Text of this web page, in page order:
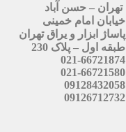
تهران – حسن آباد
خیابان امام خمینی
پاساژ ابزار و یراق تهران
طبقه اول – پلاک 230
021-66721874
021-66721580
09128432058
09126712732